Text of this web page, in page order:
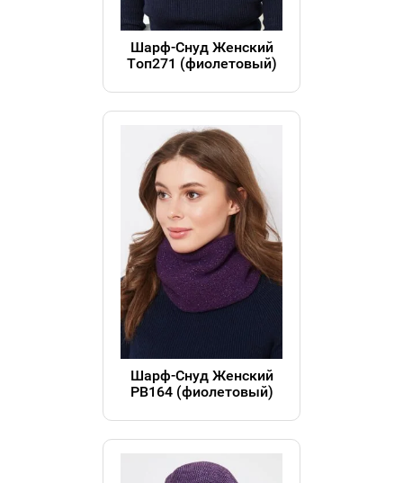
Шарф-Снуд Женский
Топ271 (фиолетовый)
Шарф-Снуд Женский
РВ164 (фиолетовый)